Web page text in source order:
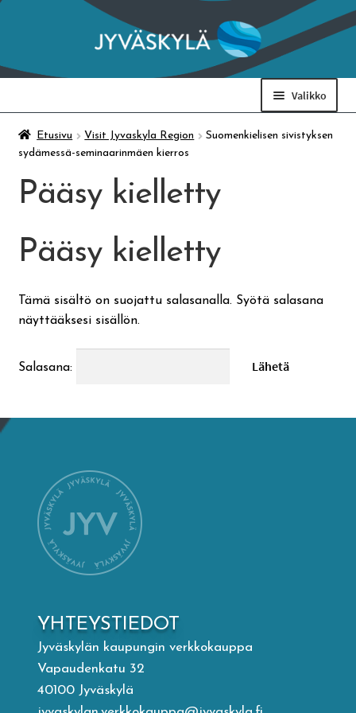
Siirry
navigointiin
Siirry
sisältöön
Valikko
Taidemuseo & Ratamo
Suomen käsityön museo
Ateria- ja välipalamaksut
Kirjasto
Visit Jyvaskyla Region
Valon Kaupunki
Lasten Lysti & LystiKylä-festivaali
Ohje
Etusivu Visit Jyvaskyla Region
Suomenkielisen sivistyksen
sydämessä-seminaarinmäen kierros
Pääsy kielletty
Pääsy kielletty
Tämä sisältö on suojattu salasanalla. Syötä salasana
näyttääksesi sisällön.
Salasana:
YHTEYSTIEDOT
Jyväskylän kaupungin verkkokauppa
Vapaudenkatu 32
40100 Jyväskylä